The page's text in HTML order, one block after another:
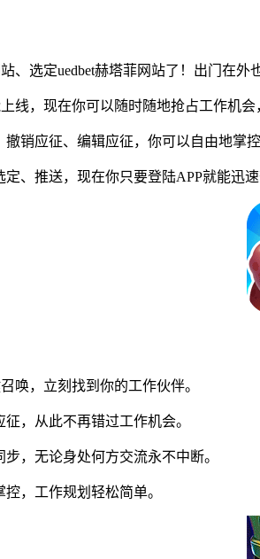
选定uedbet赫塔菲网站了！出门在外
，现在你可以随时随地抢占工作机会
应征、编辑应征，你可以自由地掌控
推送，现在你只要登陆APP就能迅速
，立刻找到你的工作伙伴。
，从此不再错过工作机会。
，无论身处何方交流永不中断。
，工作规划轻松简单。